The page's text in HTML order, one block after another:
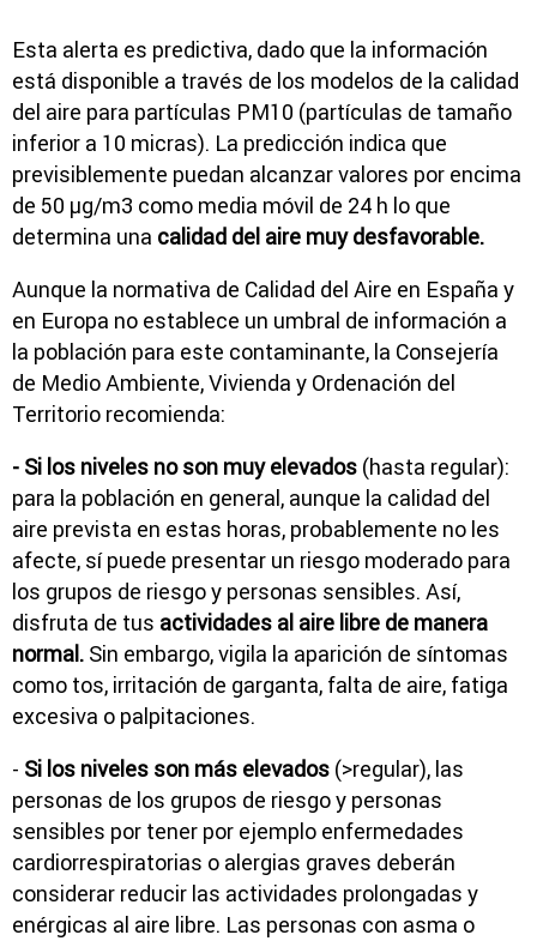
Esta alerta es predictiva, dado que la información
está disponible a través de los modelos de la calidad
del aire para partículas PM10 (partículas de tamaño
inferior a 10 micras). La predicción indica que
previsiblemente puedan alcanzar valores por encima
de 50 μg/m3 como media móvil de 24 h lo que
determina una calidad del aire muy desfavorable.
Aunque la normativa de Calidad del Aire en España y
en Europa no establece un umbral de información a
la población para este contaminante, la Consejería
de Medio Ambiente, Vivienda y Ordenación del
Territorio recomienda:
- Si los niveles no son muy elevados (hasta regular):
para la población en general, aunque la calidad del
aire prevista en estas horas, probablemente no les
afecte, sí puede presentar un riesgo moderado para
los grupos de riesgo y personas sensibles. Así,
disfruta de tus actividades al aire libre de manera
normal. Sin embargo, vigila la aparición de síntomas
como tos, irritación de garganta, falta de aire, fatiga
excesiva o palpitaciones.
- Si los niveles son más elevados (>regular), las
personas de los grupos de riesgo y personas
sensibles por tener por ejemplo enfermedades
cardiorrespiratorias o alergias graves deberán
considerar reducir las actividades prolongadas y
enérgicas al aire libre. Las personas con asma o